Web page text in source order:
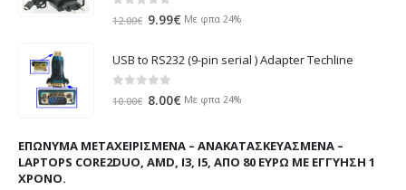
out of 5
12.00€ Original
was:
12.00€.
9.99€ Η
τιμή
είναι:
Με φπα 24%
USB to RS232 (9-pin serial ) Adapter Techline
out of 5
10.00€ Original
10.00€.
8.00€ Η
είναι:
8.00€.
Με φπα 24%
ΕΠΏΝΥΜΑ ΜΕΤΑΧΕΙΡΙΣΜΈΝΑ – ΑΝΑΚΑΤΑΣΚΕΥΑΣΜΈΝΑ –
LAPTOPS CORE2DUO, AMD, I3, I5, ΑΠΌ 80 ΕΥΡΏ ΜΕ ΕΓΓΎΗΣΗ 1
ΧΡΌΝΟ.